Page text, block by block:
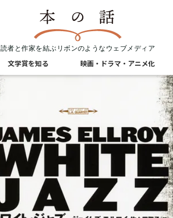
読者と作家を結ぶリボンのようなウェブメディア
文学賞を知る 映画・ドラマ・アニメ化